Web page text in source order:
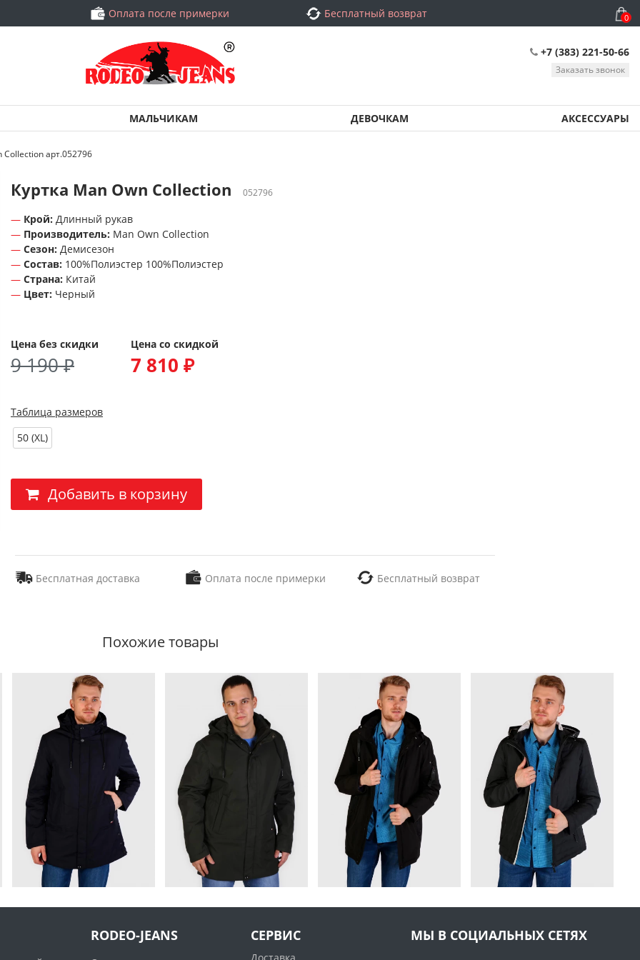
Оплата после примерки Бесплатный возврат 0
+7 (383) 221-50-66
Заказать звонок
МАЛЬЧИКАМ ДЕВОЧКАМ АКСЕССУАРЫ
Collection арт.052796
Куртка Man Own Collection 052796
Крой: Длинный рукав
Производитель: Man Own Collection
Сезон: Демисезон
Состав: 100%Полиэстер 100%Полиэстер
Страна: Китай
Цвет: Черный
Цена без скидки
9 190 ₽
Цена со скидкой
7 810 ₽
Таблица размеров
50 (XL)
Добавить в корзину
Бесплатная доставка Оплата после примерки Бесплатный возврат
Похожие товары
RODEO-JEANS СЕРВИС МЫ В СОЦИАЛЬНЫХ СЕТЯХ